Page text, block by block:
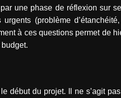
une phase de réflexion sur
(problème
à ces questions permet de
début du projet. Il ne s’agit